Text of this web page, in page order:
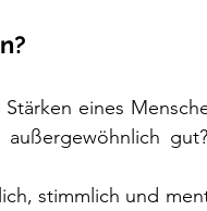
eines
stimmlich und